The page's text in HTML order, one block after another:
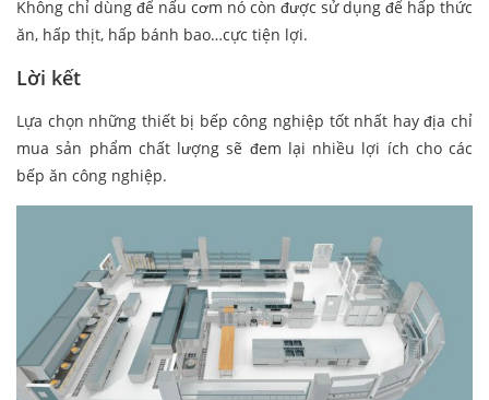
Không chỉ dùng để nấu cơm nó còn được sử dụng để hấp thức
ăn, hấp thịt, hấp bánh bao…cực tiện lợi.
Lời kết
Lựa chọn những thiết bị bếp công nghiệp tốt nhất hay địa chỉ
mua sản phẩm chất lượng sẽ đem lại nhiều lợi ích cho các
bếp ăn công nghiệp.